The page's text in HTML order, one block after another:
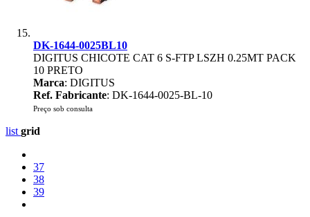
DK-1644-0025BL10
DIGITUS CHICOTE CAT 6 S-FTP LSZH 0.25MT PACK
10 PRETO
Marca: DIGITUS
Ref. Fabricante: DK-1644-0025-BL-10
Preço sob consulta
list grid
37
38
39